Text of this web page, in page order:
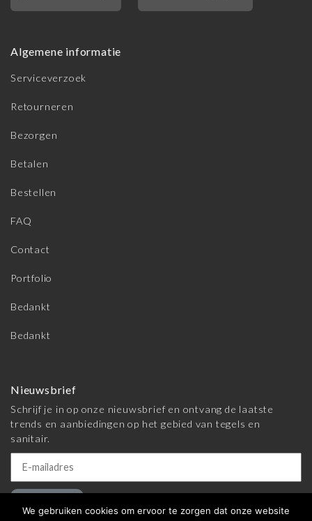
Algemene informatie
Serviceverzoek
Retourneren
Bezorgen
Betalen
Bestellen
FAQ
Contact
Portfolio
Bedankt
Bedankt
Nieuwsbrief
Schrijf je in op onze nieuwsbrief en ontvang de laatste
trends en aanbiedingen op het gebied van tegels en
sanitair.
We gebruiken cookies om ervoor te zorgen dat onze website